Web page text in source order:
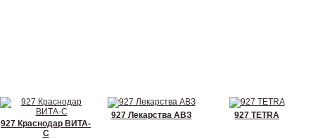
927 Краснодар ВИТА-
С
927 Лекарства АВЗ 927 ТЕТRА